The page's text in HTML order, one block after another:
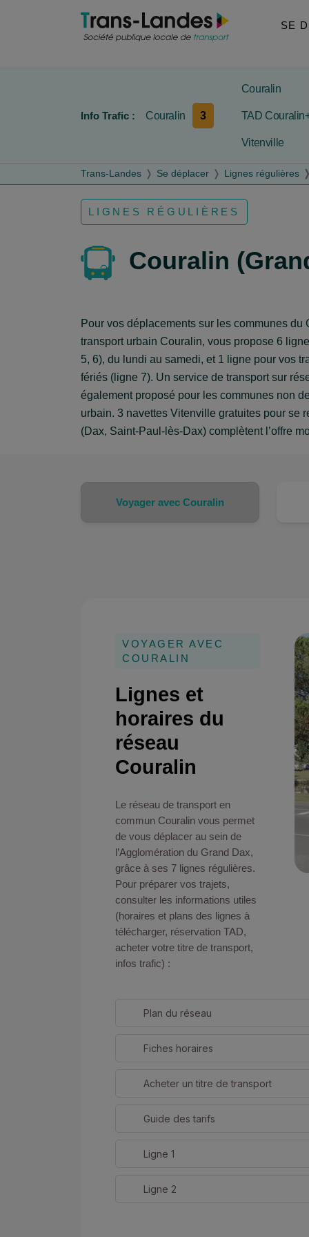
SE
Info Trafic : Couralin 3
Couralin
TAD
Vitenville
Trans-Landes Se déplacer Lignes régulières
LIGNES RÉGULIÈRES
Couralin
Pour vos déplacements sur les communes du
transport urbain Couralin, vous propose 6
5, 6), du lundi au samedi, et 1 ligne pour vos
fériés (ligne 7). Un service de transport sur
également proposé pour les communes non
urbain. 3 navettes Vitenville gratuites pour se
(Dax, Saint-Paul-lès-Dax) complètent l’offre
Voyager avec Couralin
Lignes et
horaires du
réseau
Couralin
VOYAGER AVEC
COURALIN
Le réseau de transport en
commun Couralin vous permet
de vous déplacer au sein de
l’Agglomération du Grand Dax,
grâce à ses 7 lignes régulières.
Pour préparer vos trajets,
consulter les informations utiles
(horaires et plans des lignes à
télécharger, réservation TAD,
acheter votre titre de transport,
infos trafic) :
Plan du réseau
Fiches horaires
Acheter un titre de transport
Guide des tarifs
Ligne 1
Ligne 2